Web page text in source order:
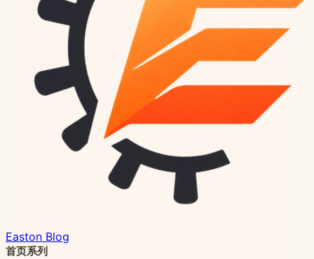
Easton Blog
首页系列